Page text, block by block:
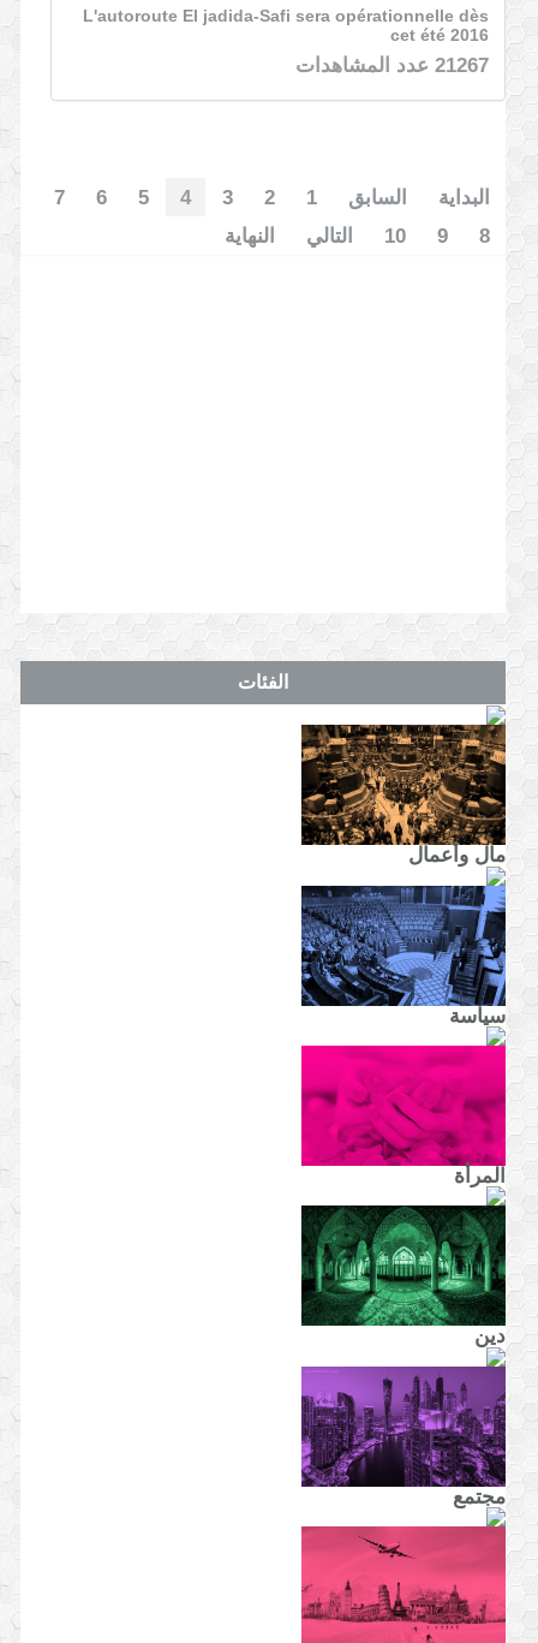
L'autoroute El jadida-Safi sera opérationnelle dès
cet été 2016
21267 عدد المشاهدات
البداية السابق 1
2
3
4
5
6
7
8
9
10 التالي النهاية
الفئات
مال وأعمال
سياسة
المرأة
دين
مجتمع